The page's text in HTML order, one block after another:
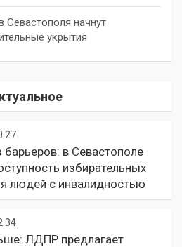
Севастополя начнут
укрытия
в Севастополе
избирательных
людей с инвалидностью
ЛДПР предлагает